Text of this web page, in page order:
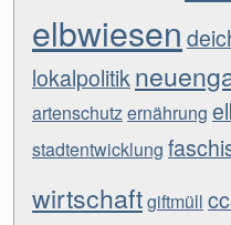
elbwiesen
lokalpolitik
artenschutzernährung
stadtentwicklung
wirtschaftgiftmüll